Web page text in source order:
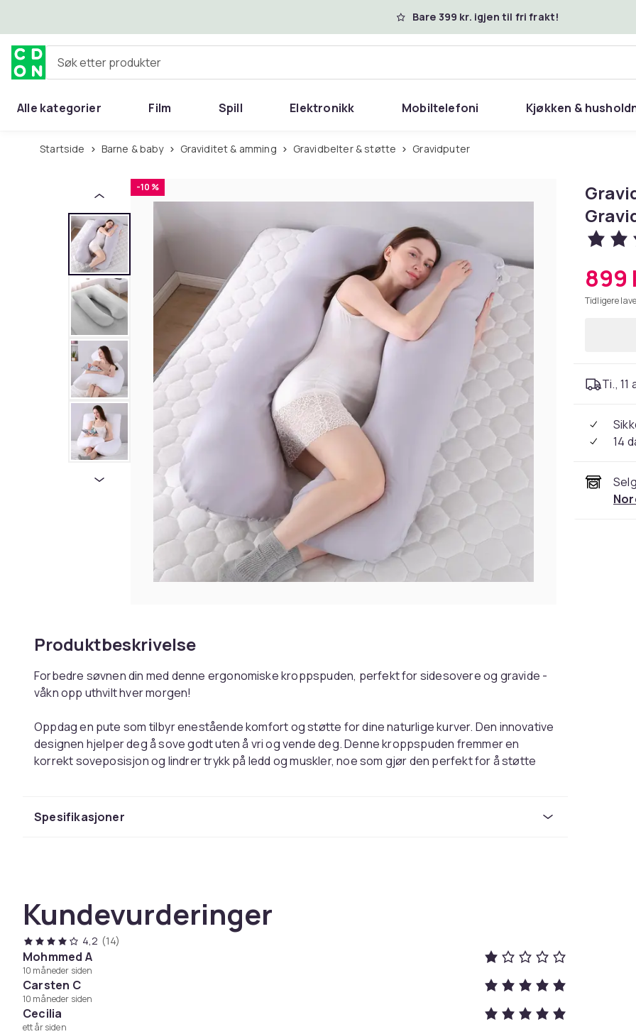
Bare 399 kr. igjen til fri frakt!
Søk etter produkter
Alle kategorier Film Spill Elektronikk Mobiltelefoni Kjøkken &
Startside Barne & baby Graviditet & amming Gravidbelter & støtte Gravidputer
-10 %
Produktbeskrivelse
Forbedre søvnen din med denne ergonomiske kroppspuden, perfekt for sidesovere og gravide -
våkn opp uthvilt hver morgen!
Oppdag en pute som tilbyr enestående komfort og støtte for dine naturlige kurver. Den innovative
designen hjelper deg å sove godt uten å vri og vende deg. Denne kroppspuden fremmer en
korrekt soveposisjon og lindrer trykk på ledd og muskler, noe som gjør den perfekt for å støtte
Laget av høykvalitets og pustende materialer, skaper puten et sunt og friskt sovemiljø. Velg
komfort og velvære i dag, og opplev forskjellen med denne luksuriøse kroppspuden. Vær
Ergonomisk design for gravide kvinner og sidesovere
Optimalt støtte for kroppens naturlige kurver
Materiale (trekk): Bomull
Materiale (fyll): Polyester
Størrelse: 145 x 90 x 20 cm
Farge
Grey
Vekt, gram
3455
Spesifikasjoner
Kundevurderinger
4,2 (14)
Mohmmed A
10 måneder siden
Carsten C
10 måneder siden
Cecilia
ett år siden
899
Tidligere
Ti., 11
14